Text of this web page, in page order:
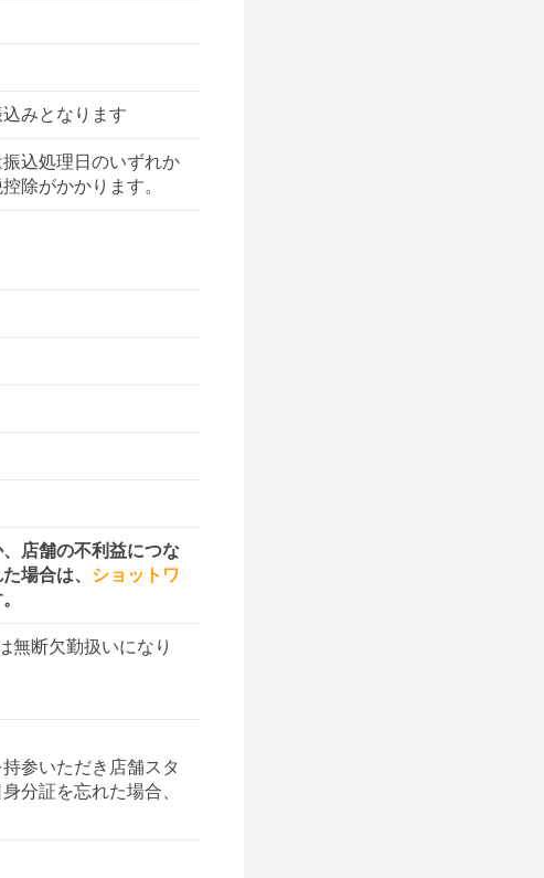
みとなります
込処理日のいずれか
除がかかります。
店舗の不利益につな
場合は、 ショットワ
無断欠勤扱いになり
参いただき店舗スタ
分証を忘れた場合、